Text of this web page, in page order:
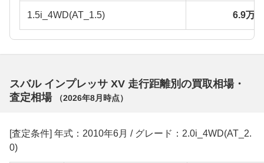
1.5i_4WD(AT_1.5) 6.9万
スバル インプレッサ XV 走行距離別の買取相場・
査定相場
（2026年8月 時点）
[査定条件] 年式：2010年6月 / グレード：2.0i_4WD(AT_2.
0)